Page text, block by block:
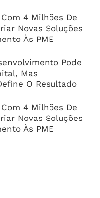
4 Milhões De
Novas Soluções
Às PME
Pode
Mas
O Resultado
4 Milhões De
Novas Soluções
Às PME